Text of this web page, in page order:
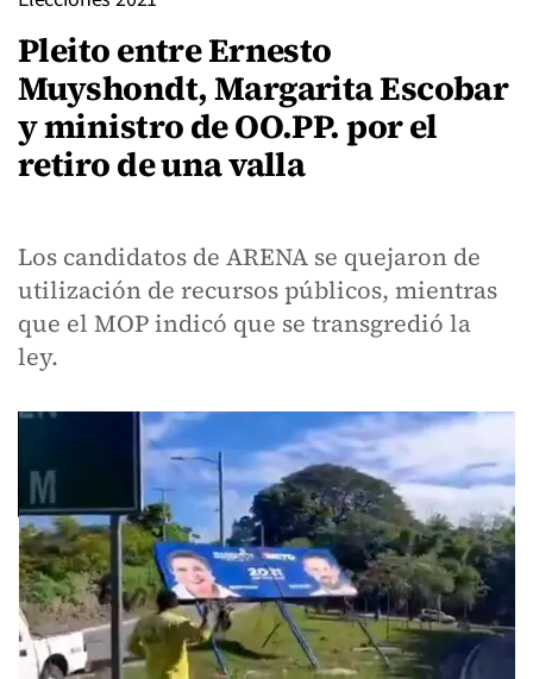
Pleito entre Ernesto
Muyshondt, Margarita Escobar
y ministro de OO.PP. por el
retiro de una valla
Los candidatos de ARENA se quejaron de
utilización de recursos públicos, mientras
que el MOP indicó que se transgredió la
ley.